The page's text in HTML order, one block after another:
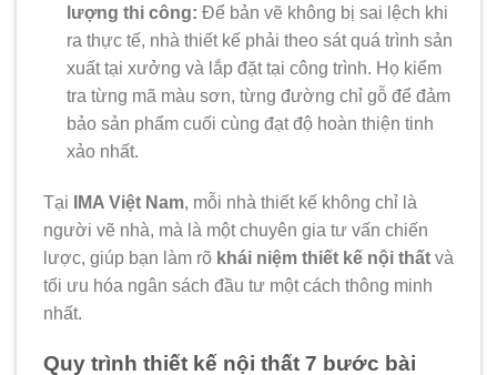
lượng thi công: Để bản vẽ không bị sai lệch khi
ra thực tế, nhà thiết kế phải theo sát quá trình sản
xuất tại xưởng và lắp đặt tại công trình. Họ kiểm
tra từng mã màu sơn, từng đường chỉ gỗ để đảm
bảo sản phẩm cuối cùng đạt độ hoàn thiện tinh
xảo nhất.
Tại IMA Việt Nam, mỗi nhà thiết kế không chỉ là
người vẽ nhà, mà là một chuyên gia tư vấn chiến
lược, giúp bạn làm rõ khái niệm thiết kế nội thất và
tối ưu hóa ngân sách đầu tư một cách thông minh
nhất.
Quy trình thiết kế nội thất 7 bước bài